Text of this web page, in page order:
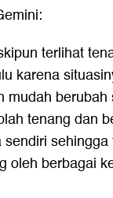
terlihat
karena
mudah
tenang dan
oleh berbagai